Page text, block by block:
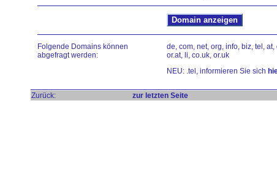
Folgende Domains können
abgefragt werden:
de, com, net, org, info, biz, tel, at,
or.at, li, co.uk, or.uk
NEU: .tel, informieren Sie sich
Zurück: zur letzten Seite